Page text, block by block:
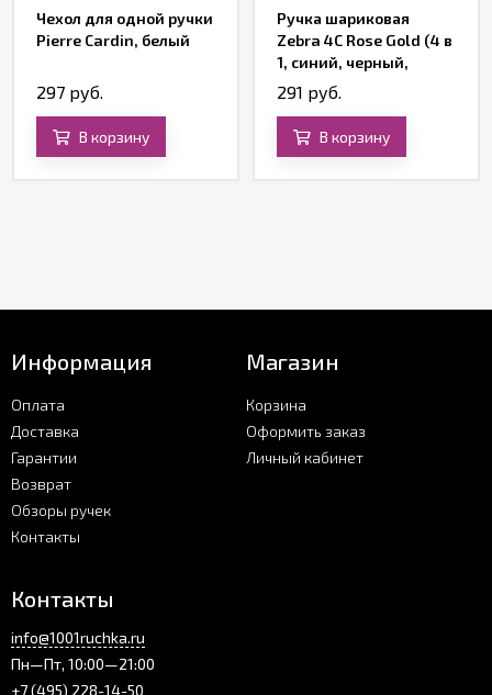
Чехол для одной ручки
Pierre Cardin, белый
297 руб.
В корзину
Ручка шариковая
Zebra 4C Rose Gold (4 в
1, синий, черный,
красный, зеленый
стержни)
291 руб.
В корзину
Информация
Оплата
Доставка
Гарантии
Возврат
Обзоры ручек
Контакты
Магазин
Корзина
Оформить заказ
Личный кабинет
Контакты
info@1001ruchka.ru
Пн—Пт, 10:00—21:00
+7 (495) 228-14-50